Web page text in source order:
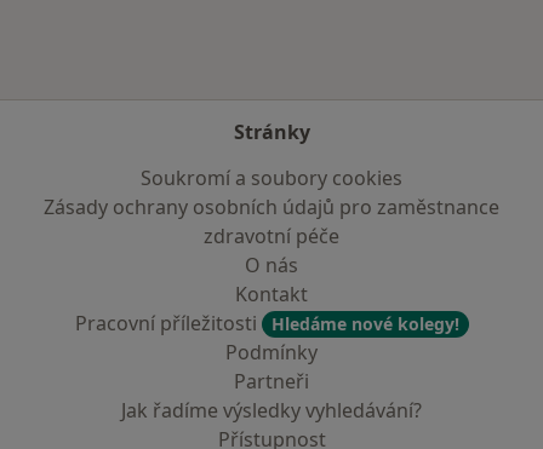
Stránky
Soukromí a soubory cookies
Zásady ochrany osobních údajů pro zaměstnance
zdravotní péče
O nás
Kontakt
Pracovní příležitosti
Hledáme nové kolegy!
Podmínky
Partneři
Jak řadíme výsledky vyhledávání?
Přístupnost